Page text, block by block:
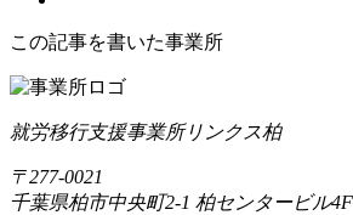
この記事を書いた事業所
就労移行支援事業所リンクス柏
〒277-0021
千葉県柏市中央町2-1 柏センタービル4F